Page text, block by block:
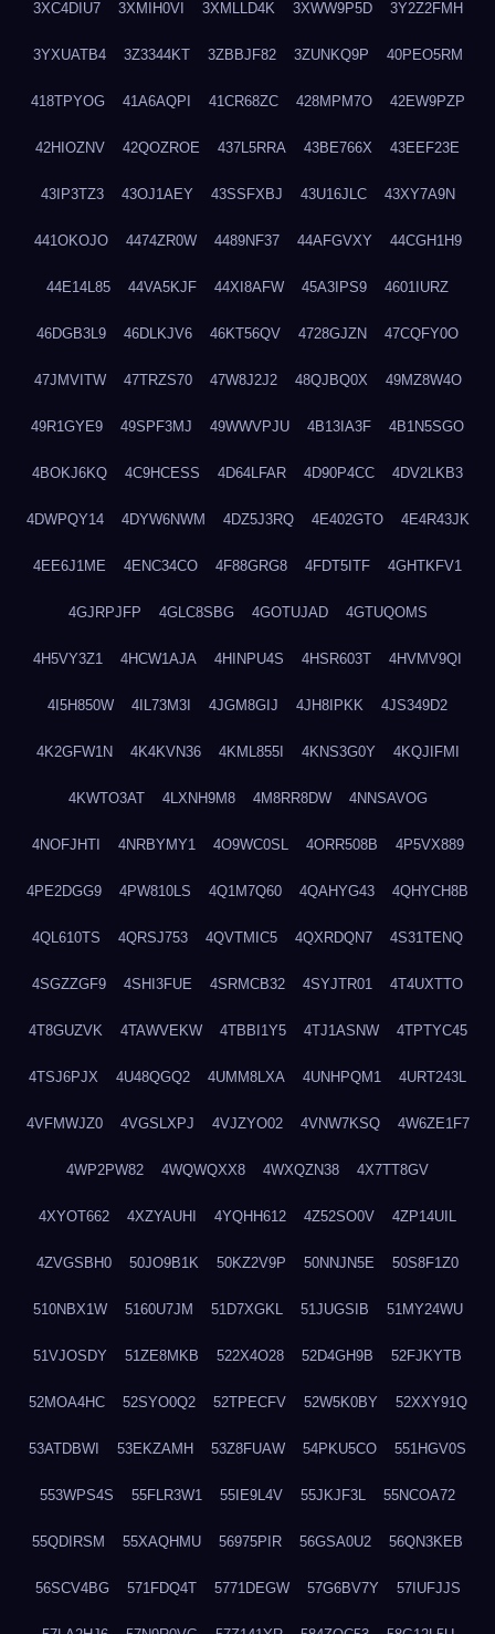
3XC4DIU7 3XMIH0VI 3XMLLD4K 3XWW9P5D 3Y2Z2FMH
3YXUATB4 3Z3344KT 3ZBBJF82 3ZUNKQ9P 40PEO5RM
418TPYOG 41A6AQPI 41CR68ZC 428MPM7O 42EW9PZP
42HIOZNV 42QOZROE 437L5RRA 43BE766X 43EEF23E
43IP3TZ3 43OJ1AEY 43SSFXBJ 43U16JLC 43XY7A9N
441OKOJO 4474ZR0W 4489NF37 44AFGVXY 44CGH1H9
44E14L85 44VA5KJF 44XI8AFW 45A3IPS9 4601IURZ
46DGB3L9 46DLKJV6 46KT56QV 4728GJZN 47CQFY0O
47JMVITW 47TRZS70 47W8J2J2 48QJBQ0X 49MZ8W4O
49R1GYE9 49SPF3MJ 49WWVPJU 4B13IA3F 4B1N5SGO
4BOKJ6KQ 4C9HCESS 4D64LFAR 4D90P4CC 4DV2LKB3
4DWPQY14 4DYW6NWM 4DZ5J3RQ 4E402GTO 4E4R43JK
4EE6J1ME 4ENC34CO 4F88GRG8 4FDT5ITF 4GHTKFV1
4GJRPJFP 4GLC8SBG 4GOTUJAD 4GTUQOMS
4H5VY3Z1 4HCW1AJA 4HINPU4S 4HSR603T 4HVMV9QI
4I5H850W 4IL73M3I 4JGM8GIJ 4JH8IPKK 4JS349D2
4K2GFW1N 4K4KVN36 4KML855I 4KNS3G0Y 4KQJIFMI
4KWTO3AT 4LXNH9M8 4M8RR8DW 4NNSAVOG
4NOFJHTI 4NRBYMY1 4O9WC0SL 4ORR508B 4P5VX889
4PE2DGG9 4PW810LS 4Q1M7Q60 4QAHYG43 4QHYCH8B
4QL610TS 4QRSJ753 4QVTMIC5 4QXRDQN7 4S31TENQ
4SGZZGF9 4SHI3FUE 4SRMCB32 4SYJTR01 4T4UXTTO
4T8GUZVK 4TAWVEKW 4TBBI1Y5 4TJ1ASNW 4TPTYC45
4TSJ6PJX 4U48QGQ2 4UMM8LXA 4UNHPQM1 4URT243L
4VFMWJZ0 4VGSLXPJ 4VJZYO02 4VNW7KSQ 4W6ZE1F7
4WP2PW82 4WQWQXX8 4WXQZN38 4X7TT8GV
4XYOT662 4XZYAUHI 4YQHH612 4Z52SO0V 4ZP14UIL
4ZVGSBH0 50JO9B1K 50KZ2V9P 50NNJN5E 50S8F1Z0
510NBX1W 5160U7JM 51D7XGKL 51JUGSIB 51MY24WU
51VJOSDY 51ZE8MKB 522X4O28 52D4GH9B 52FJKYTB
52MOA4HC 52SYO0Q2 52TPECFV 52W5K0BY 52XXY91Q
53ATDBWI 53EKZAMH 53Z8FUAW 54PKU5CO 551HGV0S
553WPS4S 55FLR3W1 55IE9L4V 55JKJF3L 55NCOA72
55QDIRSM 55XAQHMU 56975PIR 56GSA0U2 56QN3KEB
56SCV4BG 571FDQ4T 5771DEGW 57G6BV7Y 57IUFJJS